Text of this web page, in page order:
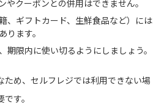
やクーポンとの併用はできません。
、ギフトカード、生鮮食品など）には
ります。
期限内に使い切るようにしましょう。
ため、セルフレジでは利用できない場
す。